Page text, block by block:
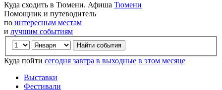
Куда сходить в Тюмени. Афиша Тюмени
Помощник и путеводитель
по интересным местам
и лучшим событиям
Куда пойти сегодня завтра в выходные в этом месяце
Выставки
Фестивали